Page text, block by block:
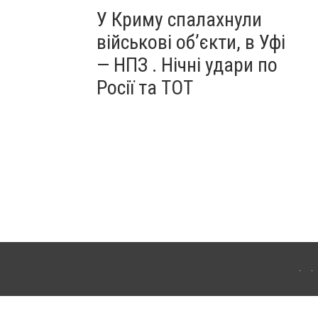
У Криму спалахнули
військові об’єкти, в Уфі
— НПЗ . Нічні удари по
Росії та ТОТ